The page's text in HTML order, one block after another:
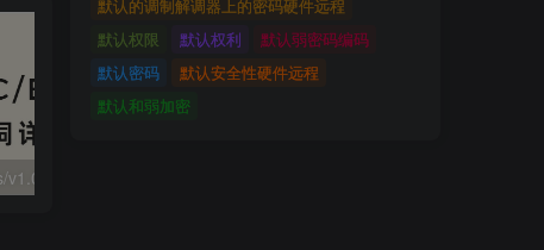
默认的调制解调器上的密码硬件远程
默认权限
默认权利
默认弱密码编码
默认密码
默认安全性硬件远程
默认和弱加密